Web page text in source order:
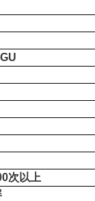
次以上